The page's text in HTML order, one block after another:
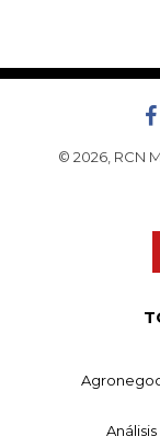
© 2026, RCN
Análisis